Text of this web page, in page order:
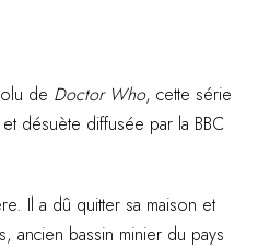
de Doctor Who, cette série
désuète diffusée par la BBC
Il a dû quitter sa maison et
ancien bassin minier du pays